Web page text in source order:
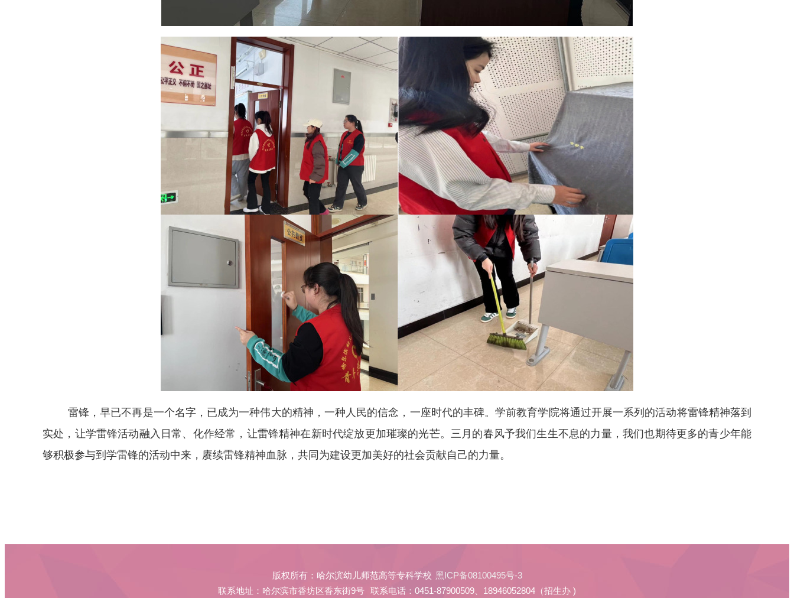
雷锋，早已不再是一个名字，已成为一种伟大的精神，一种人民的信念，一座时代的丰碑。学前教育学院将通过开展一系列的活动将雷锋精神落到
实处，让学雷锋活动融入日常、化作经常，让雷锋精神在新时代绽放更加璀璨的光芒。三月的春风予我们生生不息的力量，我们也期待更多的青少年能
够积极参与到学雷锋的活动中来，赓续雷锋精神血脉，共同为建设更加美好的社会贡献自己的力量。
版权所有：哈尔滨幼儿师范高等专科学校 黑ICP备08100495号-3
联系地址：哈尔滨市香坊区香东街9号 联系电话：0451-87900509、18946052804（招生办 )